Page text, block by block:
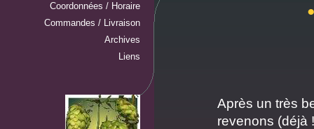
Coordonnées / Horaire
Commandes / Livraison
Archives
Liens
Après un très
revenons (déjà